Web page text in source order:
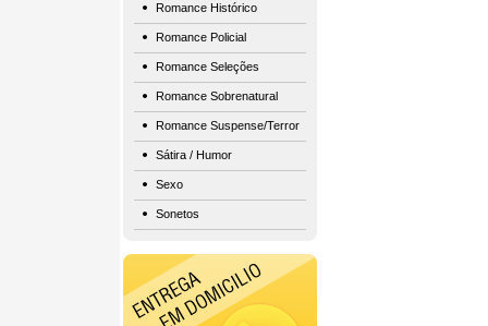
Romance Histórico
Romance Policial
Romance Seleções
Romance Sobrenatural
Romance Suspense/Terror
Sátira / Humor
Sexo
Sonetos